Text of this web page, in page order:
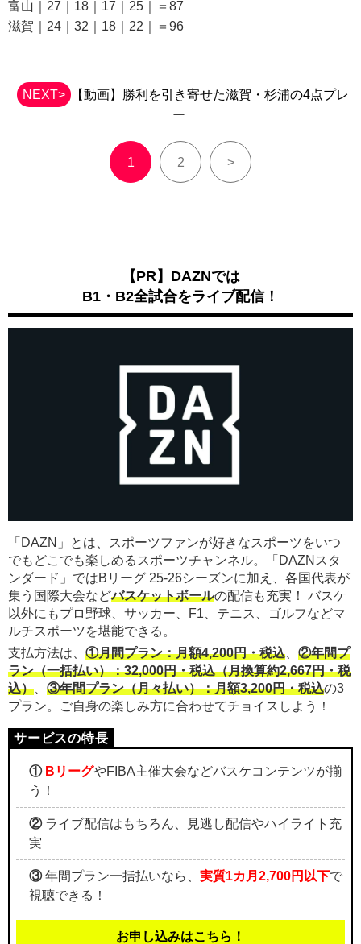
富山｜27｜18｜17｜25｜＝87
滋賀｜24｜32｜18｜22｜＝96
NEXT> 【動画】勝利を引き寄せた滋賀・杉浦の4点プレ
ー
1 2 >
【PR】DAZNでは
B1・B2全試合をライブ配信！
「DAZN」とは、スポーツファンが好きなスポーツをいつ
でもどこでも楽しめるスポーツチャンネル。「DAZNスタ
ンダード」ではBリーグ 25-26シーズンに加え、各国代表が
集う国際大会などバスケットボールの配信も充実！ バスケ
以外にもプロ野球、サッカー、F1、テニス、ゴルフなどマ
ルチスポーツを堪能できる。
支払方法は、 ①月間プラン：月額4,200円・税込、 ②年間プ
ラン（一括払い）：32,000円・税込（月換算約2,667円・税
込）、 ③年間プラン（月々払い）：月額3,200円・税込の3
プラン。ご自身の楽しみ方に合わせてチョイスしよう！
① BリーグやFIBA主催大会などバスケコンテンツが揃
う！
②ライブ配信はもちろん、見逃し配信やハイライト充
実
③年間プラン一括払いなら、 実質1カ月2,700円以下で
視聴できる！
お申し込みはこちら！